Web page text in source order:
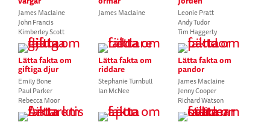
James Maclaine
John Francis
Kimberley Scott
James Maclaine
Leonie Pratt
Andy Tudor
Tim Haggerty
Lätta fakta om
giftiga djur
Emily Bone
Paul Parker
Rebecca Moor
Lätta fakta om
riddare
Stephanie Turnbull
Ian McNee
Lätta fakta om
pandor
James Maclaine
Jenny Cooper
Richard Watson